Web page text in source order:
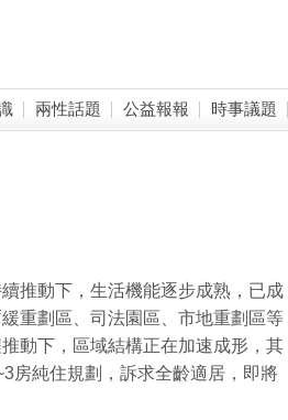
兩性話題 公益報報 時事議題
推動下，生活機能逐步成熟，已成
重劃區、司法園區、市地重劃區等
動下，區域結構正在加速成形，其
房純住規劃，訴求全齡適居，即將